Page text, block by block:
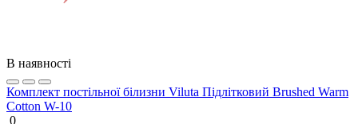
В наявності
Комплект постільної білизни Viluta Підлітковий Brushed Warm
Cotton W-10
0